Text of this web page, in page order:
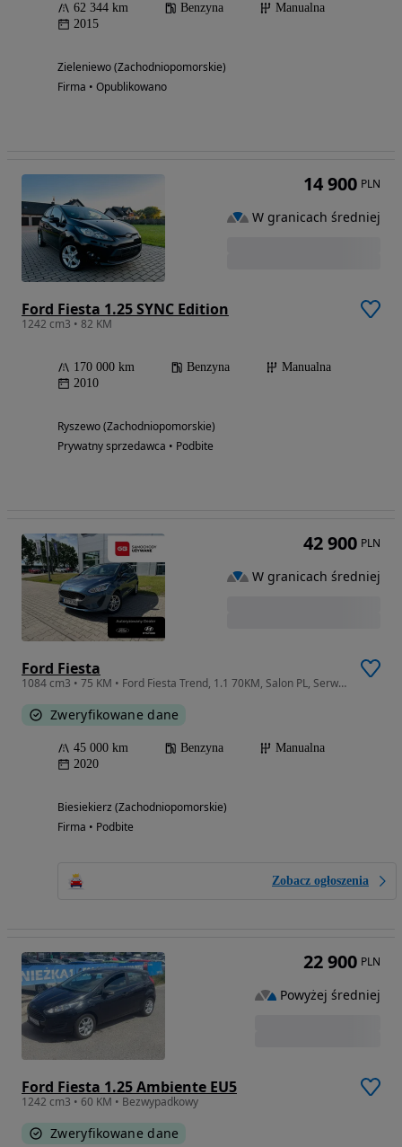
62 344 km Benzyna
Manualna
2015
Zieleniewo (Zachodniopomorskie)
Firma • Opublikowano
Ford Fiesta 1.25 SYNC Edition
1242 cm3 • 82 KM
170 000 km Benzyna
Manualna
2010
Ryszewo (Zachodniopomorskie)
Prywatny sprzedawca • Podbite
14 900 PLN
W granicach średniej
Ford Fiesta
1084 cm3 • 75 KM • Ford Fiesta Trend, 1.1 70KM, Salon PL, Serwis ASO
Zweryfikowane dane
45 000 km Benzyna
Manualna
2020
Biesiekierz (Zachodniopomorskie)
Firma • Podbite
Zobacz ogłoszenia
42 900 PLN
W granicach średniej
Ford Fiesta 1.25 Ambiente EU5
1242 cm3 • 60 KM • Bezwypadkowy
Zweryfikowane dane
22 900 PLN
Powyżej średniej